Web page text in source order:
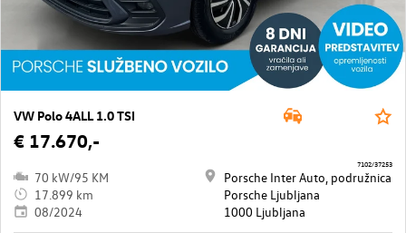
VW Polo 4ALL 1.0 TSI
€ 17.670,-
70 kW/95 KM
17.899 km
08/2024
Porsche Inter Auto, podružnica
Porsche Ljubljana
1000 Ljubljana
7102/37253